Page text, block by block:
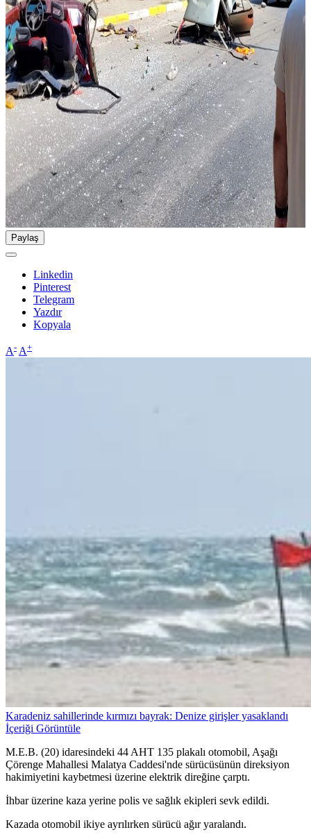
Paylaş
Linkedin
Pinterest
Telegram
Yazdır
Kopyala
A- A+
Karadeniz sahillerinde kırmızı bayrak: Denize girişler yasaklandı
İçeriği Görüntüle
M.E.B. (20) idaresindeki 44 AHT 135 plakalı otomobil, Aşağı
Çörenge Mahallesi Malatya Caddesi'nde sürücüsünün direksiyon
hakimiyetini kaybetmesi üzerine elektrik direğine çarptı.
İhbar üzerine kaza yerine polis ve sağlık ekipleri sevk edildi.
Kazada otomobil ikiye ayrılırken sürücü ağır yaralandı.